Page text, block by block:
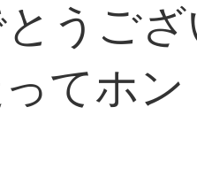
とうご
てホ